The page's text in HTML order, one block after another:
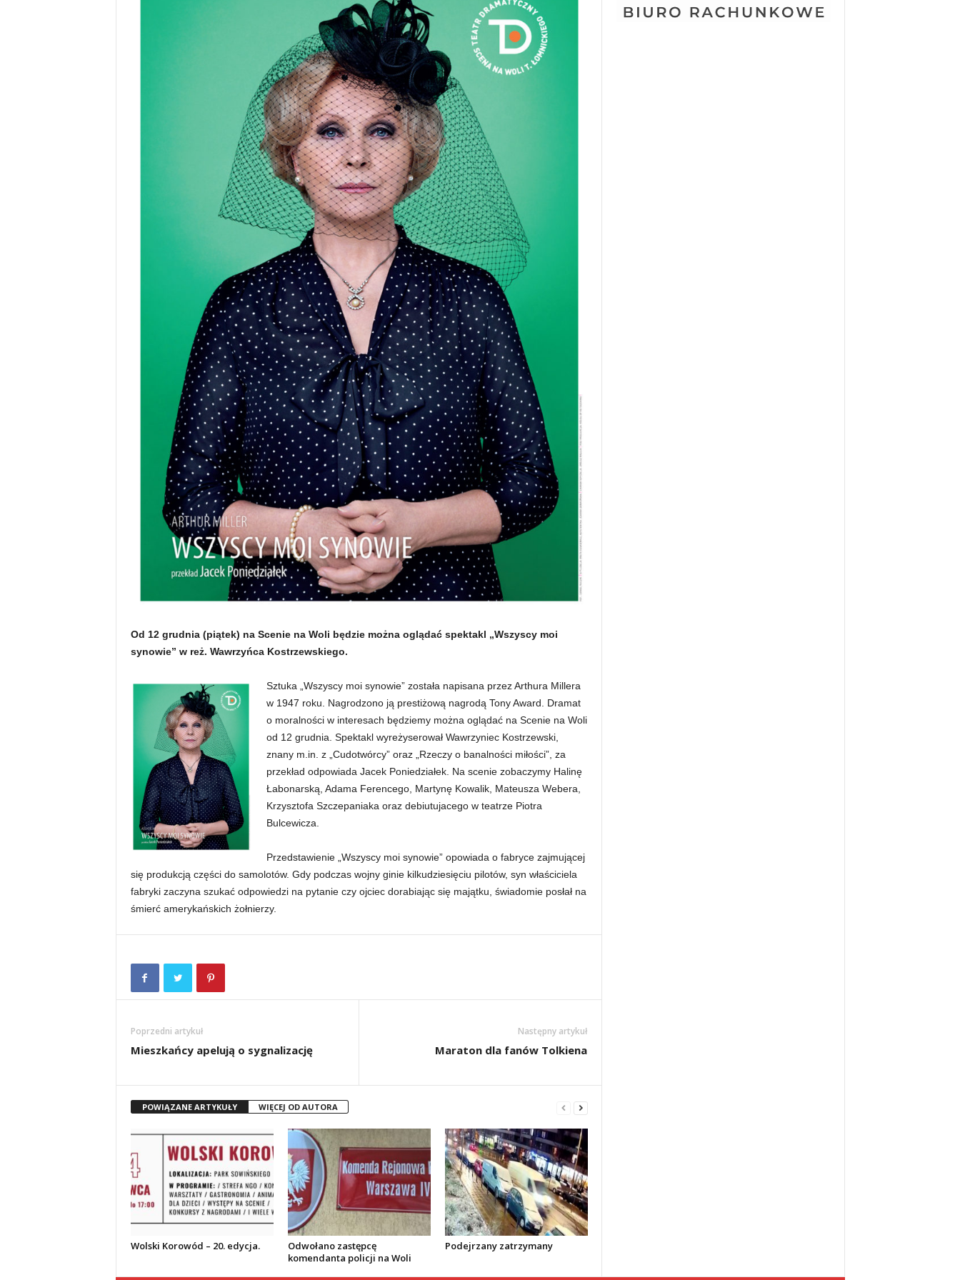
Od 12 grudnia (piątek) na Scenie na Woli będzie można oglądać spektakl „Wszyscy moi
synowie” w reż. Wawrzyńca Kostrzewskiego.
Sztuka „Wszyscy moi synowie” została napisana przez Arthura Millera
w 1947 roku. Nagrodzono ją prestiżową nagrodą Tony Award. Dramat
o moralności w interesach będziemy można oglądać na Scenie na Woli
od 12 grudnia. Spektakl wyreżyserował Wawrzyniec Kostrzewski,
znany m.in. z „Cudotwórcy” oraz „Rzeczy o banalności miłości”, za
przekład odpowiada Jacek Poniedziałek. Na scenie zobaczymy Halinę
Łabonarską, Adama Ferencego, Martynę Kowalik, Mateusza Webera,
Krzysztofa Szczepaniaka oraz debiutujacego w teatrze Piotra
Bulcewicza.
Przedstawienie „Wszyscy moi synowie” opowiada o fabryce zajmującej
się produkcją części do samolotów. Gdy podczas wojny ginie kilkudziesięciu pilotów, syn właściciela
fabryki zaczyna szukać odpowiedzi na pytanie czy ojciec dorabiając się majątku, świadomie posłał na
śmierć amerykańskich żołnierzy.
Poprzedni artykuł
Mieszkańcy apelują o sygnalizację
Następny artykuł
Maraton dla fanów Tolkiena
POWIĄZANE ARTYKUŁY WIĘCEJ OD AUTORA
Wolski Korowód – 20. edycja.
Odwołano zastępcę
komendanta policji na Woli
Podejrzany zatrzymany